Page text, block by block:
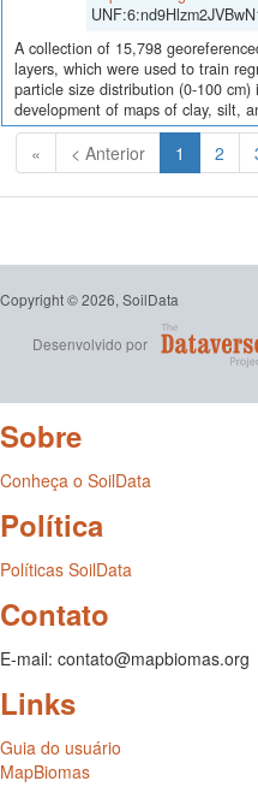
A collection of 15,798
layers, which were used to train
particle size distribution (0-100
development of maps of clay, silt,
« < Anterior 1 (Atual)
2
Copyright © 2026, SoilData
Desenvolvido por
Sobre
Conheça o SoilData
Política
Políticas SoilData
Contato
E-mail: contato@mapbiomas.org
Links
Guia do usuário
MapBiomas